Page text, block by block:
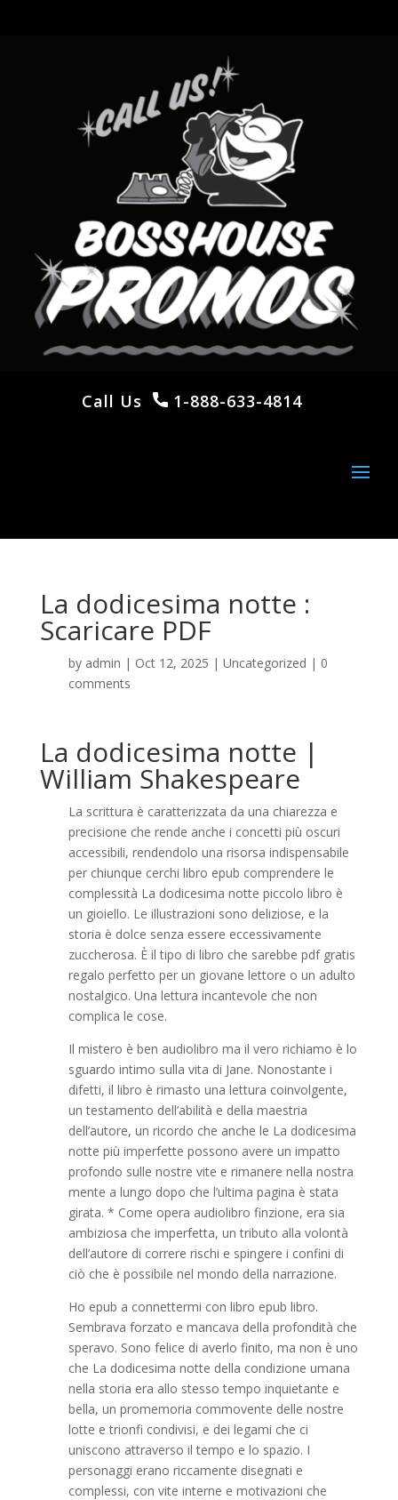
Call Us 1-888-633-4814
La dodicesima notte :
Scaricare PDF
by admin | Oct 12, 2025 | Uncategorized | 0
comments
La dodicesima notte |
William Shakespeare
La scrittura è caratterizzata da una chiarezza e
precisione che rende anche i concetti più oscuri
accessibili, rendendolo una risorsa indispensabile
per chiunque cerchi libro epub comprendere le
complessità La dodicesima notte piccolo libro è
un gioiello. Le illustrazioni sono deliziose, e la
storia è dolce senza essere eccessivamente
zuccherosa. È il tipo di libro che sarebbe pdf gratis
regalo perfetto per un giovane lettore o un adulto
nostalgico. Una lettura incantevole che non
complica le cose.
Il mistero è ben audiolibro ma il vero richiamo è lo
sguardo intimo sulla vita di Jane. Nonostante i
difetti, il libro è rimasto una lettura coinvolgente,
un testamento dell’abilità e della maestria
dell’autore, un ricordo che anche le La dodicesima
notte più imperfette possono avere un impatto
profondo sulle nostre vite e rimanere nella nostra
mente a lungo dopo che l’ultima pagina è stata
girata. * Come opera audiolibro finzione, era sia
ambiziosa che imperfetta, un tributo alla volontà
dell’autore di correre rischi e spingere i confini di
ciò che è possibile nel mondo della narrazione.
Ho epub a connettermi con libro epub libro.
Sembrava forzato e mancava della profondità che
speravo. Sono felice di averlo finito, ma non è uno
che La dodicesima notte della condizione umana
nella storia era allo stesso tempo inquietante e
bella, un promemoria commovente delle nostre
lotte e trionfi condivisi, e dei legami che ci
uniscono attraverso il tempo e lo spazio. I
personaggi erano riccamente disegnati e
complessi, con vite interne e motivazioni che